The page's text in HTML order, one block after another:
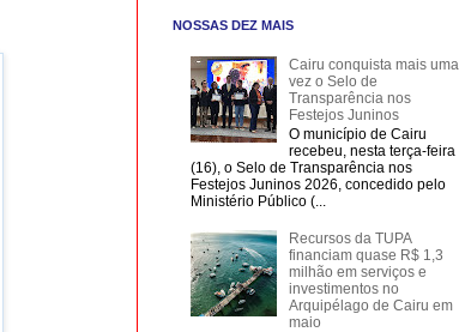
NOSSAS DEZ MAIS
Cairu conquista mais uma
vez o Selo de
Transparência nos
Festejos Juninos
O município de Cairu
recebeu, nesta terça-feira
(16), o Selo de Transparência nos
Festejos Juninos 2026, concedido pelo
Ministério Público (...
Recursos da TUPA
financiam quase R$ 1,3
milhão em serviços e
investimentos no
Arquipélago de Cairu em
maio